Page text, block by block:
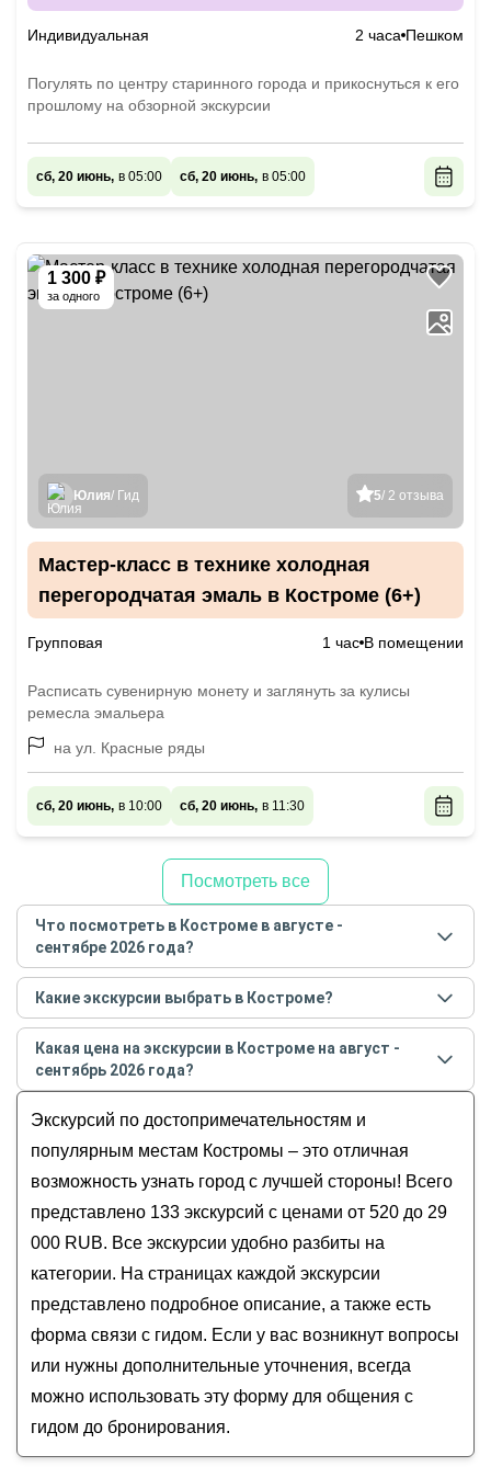
Индивидуальная 2 часа Пешком
Погулять по центру старинного города и прикоснуться к его
прошлому на обзорной экскурсии
сб, 20 июнь, в 05:00 сб, 20 июнь, в 05:00
1 300 ₽
за одного
5/ 2 отзыва
Юлия/ Гид
Мастер-класс в технике холодная
перегородчатая эмаль в Костроме (6+)
Групповая 1 час В помещении
Расписать сувенирную монету и заглянуть за кулисы
ремесла эмальера
на ул. Красные ряды
сб, 20 июнь, в 10:00 сб, 20 июнь, в 11:30
Посмотреть все
Что посмотреть в Костроме в августе -
сентябре 2026 года?
Самые популярные местав Костромев августе -
сентябре 2026года:
Обзорные
История и архитектура
Музеи и искусство
Гастрономические
Для детей
Какие экскурсии выбрать в Костроме?
Самые популярные экскурсиив Костромев
августе - сентябре 2026года:
Зов Волги: прогулка по великой русской реке (в
группе)
Чем славится Кострома: обзорная экскурсия
Обзорная групповая экскурсия «Кострома
вдоль и поперёк»
О Костроме с любовью!
Кострома: легенды и исторические факты
Какая цена на экскурсии в Костроме на август -
сентябрь 2026 года?
сентябрь 2026года от 520до 29 000 RUB
Экскурсий по достопримечательностям и
популярным местам Костромы – это отличная
возможность узнать город с лучшей стороны! Всего
представлено 133 экскурсий с ценами от 520 до 29
000 RUB. Все экскурсии удобно разбиты на
категории. На страницах каждой экскурсии
представлено подробное описание, а также есть
форма связи с гидом. Если у вас возникнут вопросы
или нужны дополнительные уточнения, всегда
можно использовать эту форму для общения с
гидом до бронирования.